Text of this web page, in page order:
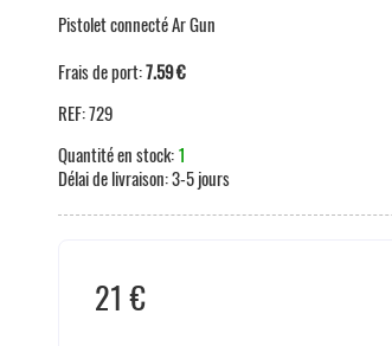
Pistolet connecté Ar Gun
Frais de port:7.59 €
REF:729
Quantité en stock: 1
Délai de livraison:3-5 jours
21 €